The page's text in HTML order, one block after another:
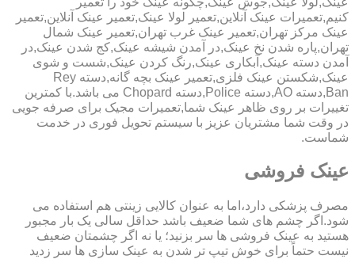
کنیم,تعمیرات عینک آنلاین,تعمیر لولا عینک,تعمیر عینک آنلاین,تعمیر
عینک مرکز تهران,تعمیر عینک غرب تهران,تعمیر عینک شمال
تهران,پاره شدن نخ عینک,در آمدن شیشه عینک,کج شدن عینک,در
آمدن دسته عینک,آبکاری عینک,رنگ کردن عینک,شست و شوی
عینک,شکستن عینک فلزی,تعمیر عینک بچه گانه,دسته Rey
Ban,دسته AO,دسته Police,دسته Chopard می باشد.با کمترین
تغییرات بر روی ظاهر عینک شما,تعمیرات مجیک برای صرفه جویی
در وقت شما مشتریان عزیز با سیستم تحویل فوری در خدمت
شماست.
عینک فروشی
مصرف پزشکی دارد،اما به عنوان کالایی زینتی هم استفاده می
شود.اگر چشم های شما ضعیف باشد حداقل سالی یک بار مجبور
هستید به عینک فروشی ها سر بزنید؛ یا نه اگر چشمتان ضعیف
نیست حتماً برای خوش تیپ تر شدن به عینک سازی ها سر زدید